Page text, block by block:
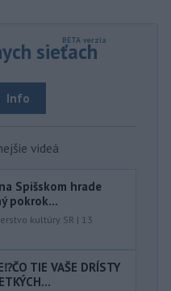
sieťach
Info
videá
Spišskom hrade
pokrok...
kultúry SR | 13
TIE VAŠE DRÍSTY